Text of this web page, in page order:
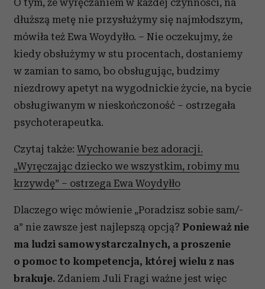
O tym, że wyręczaniem w każdej czynności, na
dłuższą metę nie przysłużymy się najmłodszym,
mówiła też Ewa Woydyłło. – Nie oczekujmy, że
kiedy obsłużymy w stu procentach, dostaniemy
w zamian to samo, bo obsługując, budzimy
niezdrowy apetyt na wygodnickie życie, na bycie
obsługiwanym w nieskończoność – ostrzegała
psychoterapeutka.
Czytaj także: Wychowanie bez adoracji.
„Wyręczając dziecko we wszystkim, robimy mu
krzywdę” – ostrzega Ewa Woydyłło
Dlaczego więc mówienie „Poradzisz sobie sam/-
a” nie zawsze jest najlepszą opcją? Ponieważ nie
ma ludzi samowystarczalnych, a proszenie
o pomoc to kompetencja, której wielu z nas
brakuje. Zdaniem Juli Fragi ważne jest więc